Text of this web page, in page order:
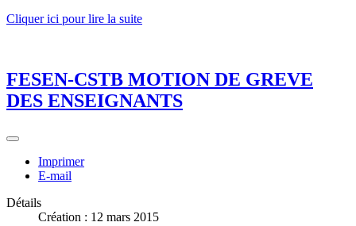
Cliquer ici pour lire la suite
FESEN-CSTB MOTION DE GREVE
DES ENSEIGNANTS
Imprimer
E-mail
Détails
Création : 12 mars 2015